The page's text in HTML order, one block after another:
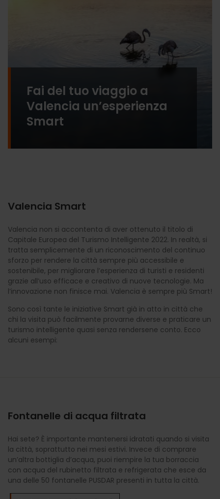
Fai del tuo viaggio a
Valencia un’esperienza
Smart
Valencia Smart
Valencia non si accontenta di aver ottenuto il titolo di
Capitale Europea del Turismo Intelligente 2022. In realtà, si
tratta semplicemente di un riconoscimento del continuo
sforzo per rendere la città sempre più accessibile e
sostenibile, per migliorare l’esperienza di turisti e residenti
grazie all’uso efficace e creativo di nuove tecnologie. Ma
l’innovazione non finisce mai. Valencia è sempre più Smart!
Sono così tante le iniziative Smart già in atto in città che
chi la visita può facilmente provarne diverse e praticare un
turismo intelligente quasi senza rendersene conto. Ecco
alcuni esempi:
Fontanelle di acqua filtrata
Hai sete? È importante mantenersi idratati quando si visita
la città, soprattutto nei mesi estivi. Invece di comprare
un’altra bottiglia d’acqua, puoi riempire la tua borraccia
con acqua del rubinetto filtrata e refrigerata che esce da
una delle 50 fontanelle PUSDAR presenti in tutta la città.